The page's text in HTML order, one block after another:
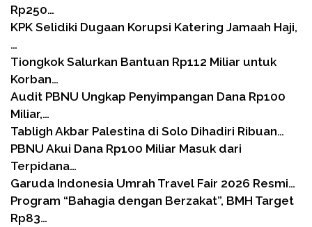
Rp250…
KPK Selidiki Dugaan Korupsi Katering Jamaah Haji,
…
Tiongkok Salurkan Bantuan Rp112 Miliar untuk
Korban…
Audit PBNU Ungkap Penyimpangan Dana Rp100
Miliar,…
Tabligh Akbar Palestina di Solo Dihadiri Ribuan…
PBNU Akui Dana Rp100 Miliar Masuk dari
Terpidana…
Garuda Indonesia Umrah Travel Fair 2026 Resmi…
Program “Bahagia dengan Berzakat”, BMH Target
Rp83…